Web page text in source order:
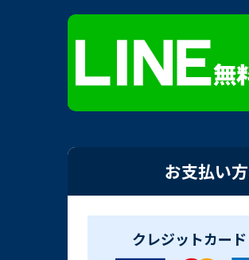
お支払い
クレジットカード